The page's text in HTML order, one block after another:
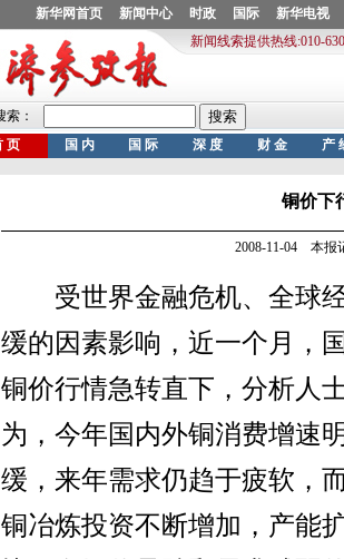
铜价下
2008-11-04 本报
受世界金融危机、全球
缓的因素影响，近一个月，
铜价行情急转直下，分析人
为，今年国内外铜消费增速
缓，来年需求仍趋于疲软，
铜冶炼投资不断增加，产能